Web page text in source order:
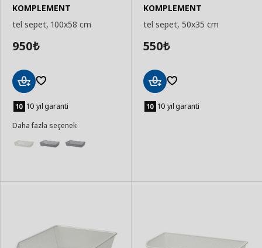
KOMPLEMENT
tel sepet, 100x58 cm
950₺
Ekle 10 yıl garanti
Daha fazla seçenek
KOMPLEMENT
tel sepet, 50x35 cm
550₺
Ekle 10 yıl garanti